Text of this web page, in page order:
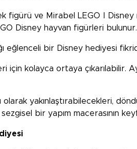
figürü ve Mirabel LEGO
Disney
Disney hayvan figürleri bulunur.
eğlenceli bir Disney hediyesi
için kolayca ortaya çıkarılabilir.
yakınlaştırabilecekleri,
bir yapım macerasının